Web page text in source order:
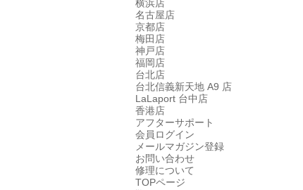
横浜店
名古屋店
京都店
梅田店
神戸店
福岡店
台北店
台北信義新天地 A9 店
LaLaport 台中店
香港店
アフターサポート
会員ログイン
メールマガジン登録
お問い合わせ
修理について
TOPページ